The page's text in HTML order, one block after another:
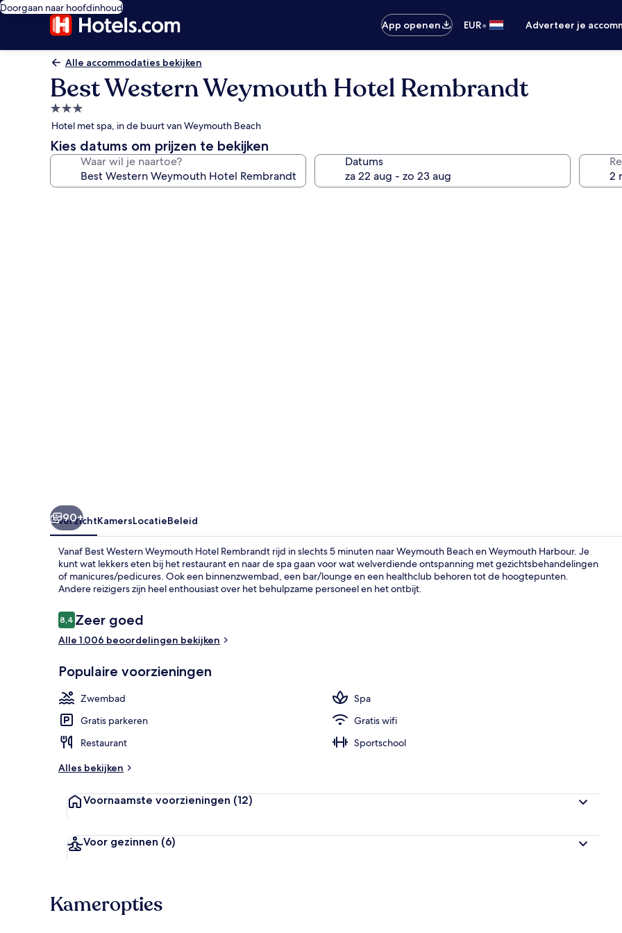
Doorgaan naar hoofdinhoud
App openen
EUR• Adverteer je
Alle accommodaties bekijken
Best Western Weymouth Hotel Rembrandt
3.0-
sterrenaccommodatie
Hotel met spa, in de buurt van Weymouth Beach
Kies datums om prijzen te bekijken
Waar wil je naartoe? Datums
Superior
90+
OverzichtKamersLocatieBeleid
Vanaf Best Western Weymouth Hotel Rembrandt rijd in slechts 5 minuten naar Weymouth Beach en Weymouth Harbour. Je
kunt wat lekkers eten bij het restaurant en naar de spa gaan voor wat welverdiende ontspanning met gezichtsbehandelingen
of manicures/pedicures. Ook een binnenzwembad, een bar/lounge en een healthclub behoren tot de hoogtepunten.
Andere reizigers zijn heel enthousiast over het behulpzame personeel en het ontbijt.
Beoordelingen
8,48,4 op 10 –
Zeer goed
Alle 1.006 beoordelingen bekijken
Populaire voorzieningen
Zwembad
Spa
Gratis parkeren
Gratis wifi
Restaurant
Sportschool
Alles bekijken
Voornaamste voorzieningen (12)
Voor gezinnen (6)
Kameropties